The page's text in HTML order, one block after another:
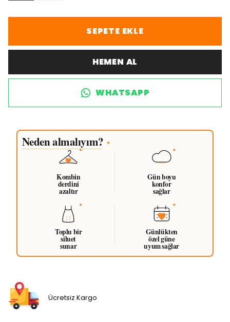
SEPETE EKLE
HEMEN AL
WHATSAPP
Neden almalıyım? ✦
Kombin
derdini
azaltır
Gün boyu
konfor
sağlar
Toplu bir
siluet
sunar
Günlükten
özel güne
uyum sağlar
Ücretsiz Kargo